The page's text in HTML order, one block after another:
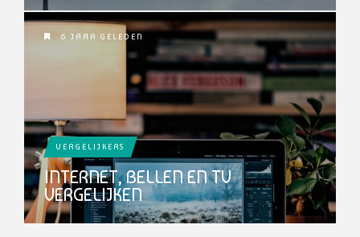
6 JAAR GELEDEN
VERGELIJKERS
INTERNET, BELLEN EN TV
VERGELIJKEN